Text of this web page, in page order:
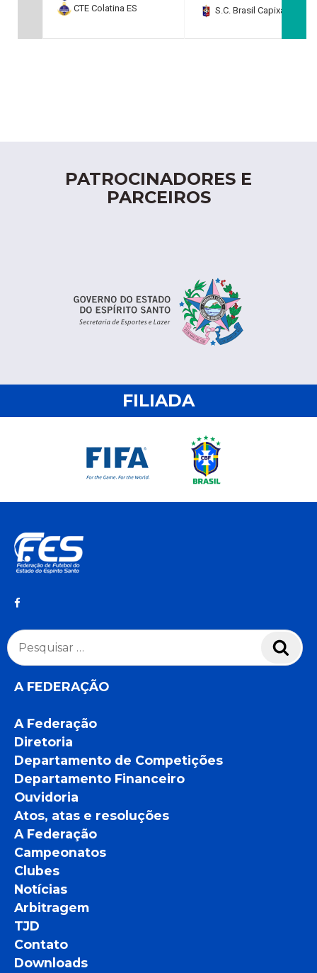
CTE Colatina ES
S.C. Brasil Capixaba
PATROCINADORES E
PARCEIROS
FILIADA
Pesquisar
por:
A FEDERAÇÃO
A Federação
Diretoria
Departamento de Competições
Departamento Financeiro
Ouvidoria
Atos, atas e resoluções
A Federação
Campeonatos
Clubes
Notícias
Arbitragem
TJD
Contato
Downloads